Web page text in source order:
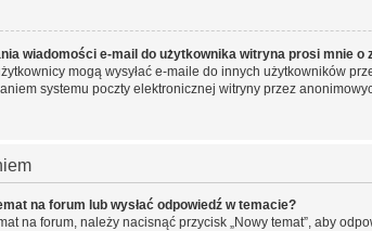
wiadomości e-mail do użytkownika witryna prosi mnie o
mogą wysyłać e-maile do innych użytkowników
systemu poczty elektronicznej witryny przez
na forum lub wysłać odpowiedź w temacie?
na forum, należy nacisnąć przycisk „Nowy temat”, aby